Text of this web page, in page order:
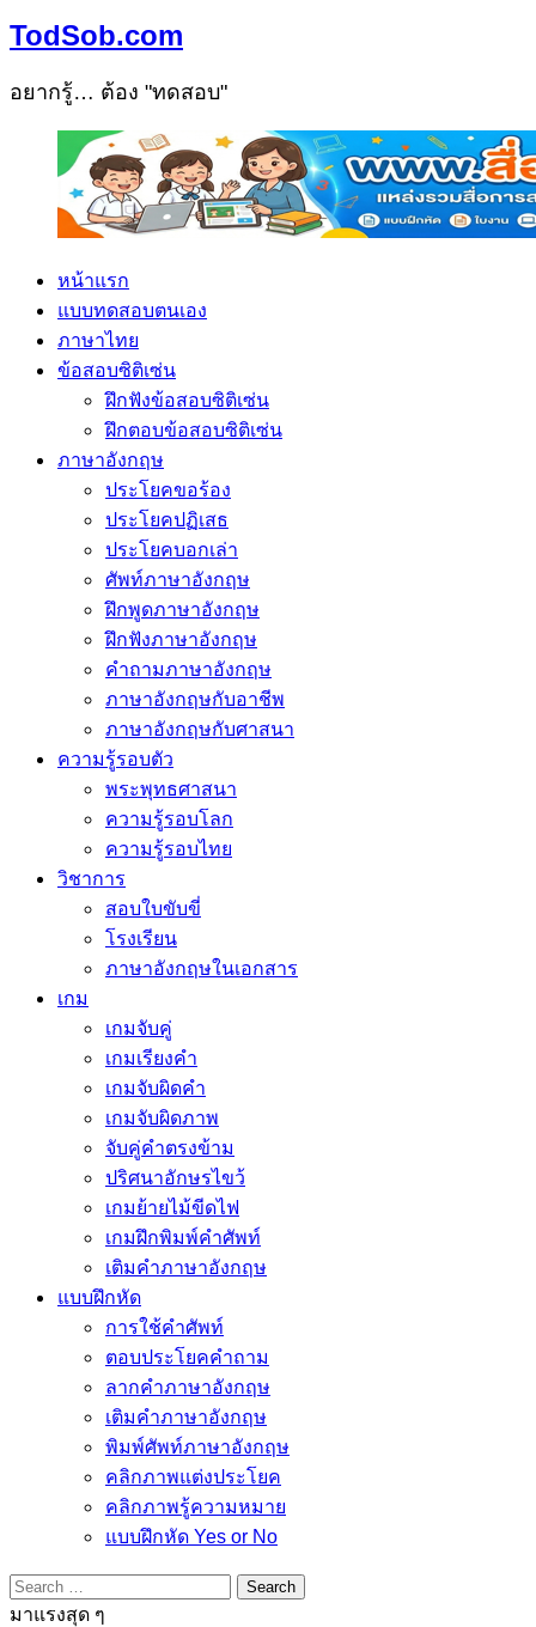
TodSob.com
อยากรู้… ต้อง "ทดสอบ"
หน้าแรก
แบบทดสอบตนเอง
ภาษาไทย
ข้อสอบซิติเซ่น
ฝึกฟังข้อสอบซิติเซ่น
ฝึกตอบข้อสอบซิติเซ่น
ภาษาอังกฤษ
ประโยคขอร้อง
ประโยคปฏิเสธ
ประโยคบอกเล่า
ศัพท์ภาษาอังกฤษ
ฝึกพูดภาษาอังกฤษ
ฝึกฟังภาษาอังกฤษ
คำถามภาษาอังกฤษ
ภาษาอังกฤษกับอาชีพ
ภาษาอังกฤษกับศาสนา
ความรู้รอบตัว
พระพุทธศาสนา
ความรู้รอบโลก
ความรู้รอบไทย
วิชาการ
สอบใบขับขี่
โรงเรียน
ภาษาอังกฤษในเอกสาร
เกม
เกมจับคู่
เกมเรียงคำ
เกมจับผิดคำ
เกมจับผิดภาพ
จับคู่คำตรงข้าม
ปริศนาอักษรไขว้
เกมย้ายไม้ขีดไฟ
เกมฝึกพิมพ์คำศัพท์
เติมคำภาษาอังกฤษ
แบบฝึกหัด
การใช้คำศัพท์
ตอบประโยคคำถาม
ลากคำภาษาอังกฤษ
เติมคำภาษาอังกฤษ
พิมพ์ศัพท์ภาษาอังกฤษ
คลิกภาพแต่งประโยค
คลิกภาพรู้ความหมาย
แบบฝึกหัด Yes or No
Search
for:
มาแรงสุด ๆ